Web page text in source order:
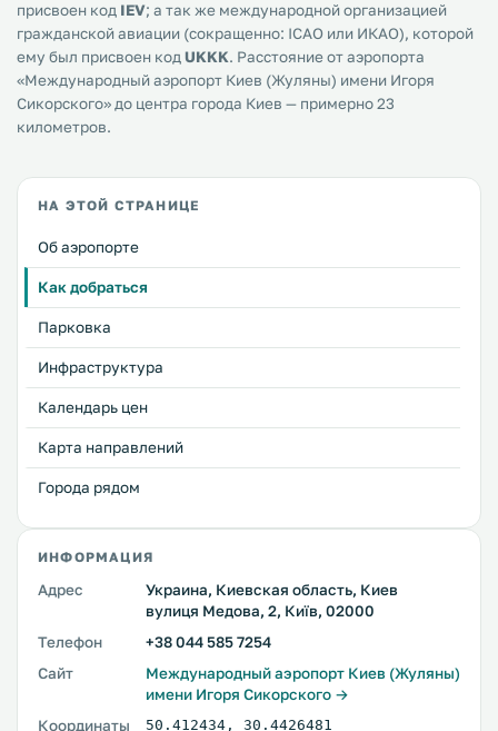
присвоен код IEV; а так же международной организацией
гражданской авиации (сокращенно: ICAO или ИКАО), которой
ему был присвоен код UKKK. Расстояние от аэропорта
«Международный аэропорт Киев (Жуляны) имени Игоря
Сикорского» до центра города Киев — примерно 23
километров.
НА ЭТОЙ СТРАНИЦЕ
Об аэропорте
Как добраться
Парковка
Инфраструктура
Календарь цен
Карта направлений
Города рядом
ИНФОРМАЦИЯ
Адрес
Украина, Киевская область, Киев
вулиця Медова, 2, Київ, 02000
Телефон
+38 044 585 7254
Сайт
Международный аэропорт Киев (Жуляны)
имени Игоря Сикорского →
Координаты
50.412434 , 30.4426481